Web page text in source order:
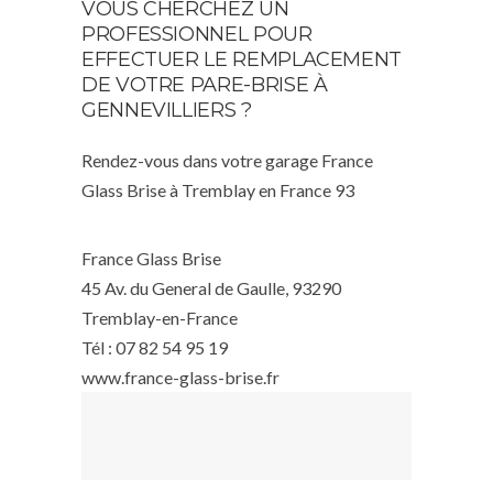
VOUS CHERCHEZ UN
PROFESSIONNEL POUR
EFFECTUER LE REMPLACEMENT
DE VOTRE PARE-BRISE À
GENNEVILLIERS ?
Rendez-vous dans votre garage France
Glass Brise à Tremblay en France 93
France Glass Brise
45 Av. du General de Gaulle, 93290
Tremblay-en-France
Tél : 07 82 54 95 19
www.france-glass-brise.fr